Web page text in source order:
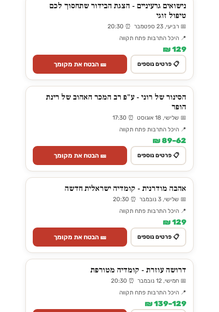
נישואים גרעיניים - הצגת הבידור שתחסוך לכם
טיפול זוגי
📅 רביעי, 23 ספטמבר ⏰ 20:30
📍 היכל התרבות פתח תקווה
129 ₪
📋 פרטים נוספים 🎫 הבטח את מקומך
הסינור של רוני - ע"פ רב המכר האהוב של רינת
הופר
📅 שלישי, 18 אוגוסט ⏰ 17:30
📍 היכל התרבות פתח תקווה
62–89 ₪
📋 פרטים נוספים 🎫 הבטח את מקומך
אהבה מודרנית - קומדיה ישראלית חדשה
📅 שלישי, 3 נובמבר ⏰ 20:30
📍 היכל התרבות פתח תקווה
129 ₪
📋 פרטים נוספים 🎫 הבטח את מקומך
דרושה עוזרת - קומדיה מטורפת
📅 חמישי, 12 נובמבר ⏰ 20:30
📍 היכל התרבות פתח תקווה
129–139 ₪